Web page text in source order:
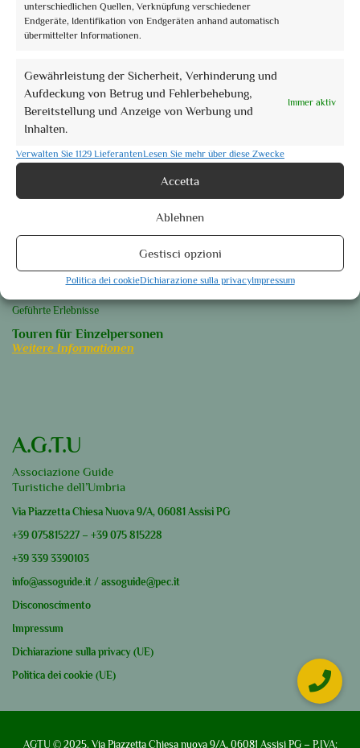
unterschiedlichen Quellen, Verknüpfung verschiedener
Endgeräte, Identifikation von Endgeräten anhand automatisch
übermittelter Informationen.
Gewährleistung der Sicherheit, Verhinderung und
Aufdeckung von Betrug und Fehlerbehebung,
Bereitstellung und Anzeige von Werbung und
Inhalten.
Immer aktiv
Verwalten Sie 1129 LieferantenLesen Sie mehr über diese Zwecke
Accetta
Ablehnen
Gestisci opzioni
Politica dei cookieDichiarazione sulla privacyImpressum
Abonnieren Sie den kostenlosen Newsletter und bleiben Sie auf dem
Laufenden
Orte des Herzens
Perugia
Assisi
Orvieto
Unsere Gruppenführungen
Geführte Touren
Geführte Erlebnisse
Touren für Einzelpersonen
Weitere Informationen
A.G.T.U
Associazione Guide
Turistiche dell’Umbria
Via Piazzetta Chiesa Nuova 9/A, 06081 Assisi PG
+39 075815227 – +39 075 815228
+39 339 3390103
info@assoguide.it / assoguide@pec.it
Disconoscimento
Impressum
Dichiarazione sulla privacy (UE)
Politica dei cookie (UE)
AGTU © 2025. Via Piazzetta Chiesa nuova 9/A, 06081 Assisi PG – P.IVA: